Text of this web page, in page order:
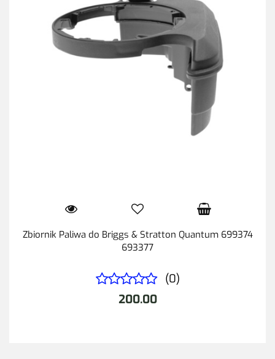
Zbiornik Paliwa do Briggs & Stratton Quantum 699374
693377
(0)
200.00